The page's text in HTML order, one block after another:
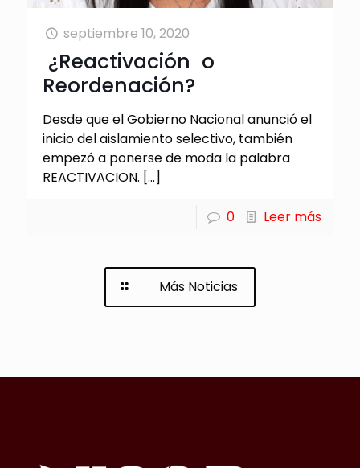
septiembre 10, 2020
¿Reactivación o
Reordenación?
Desde que el Gobierno Nacional anunció el
inicio del aislamiento selectivo, también
empezó a ponerse de moda la palabra
REACTIVACION. […]
0 Leer más
Más Noticias